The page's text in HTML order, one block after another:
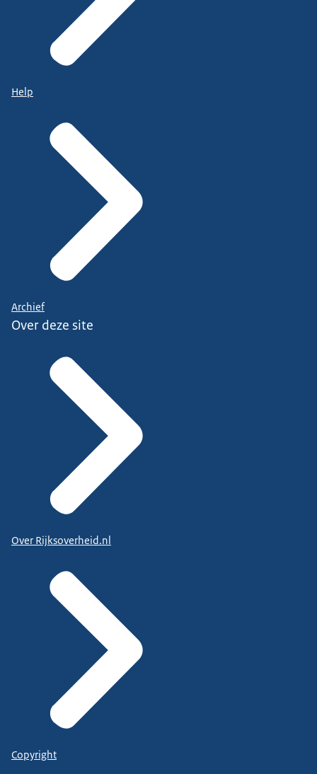
Help
Archief
Over deze site
Over Rijksoverheid.nl
Copyright